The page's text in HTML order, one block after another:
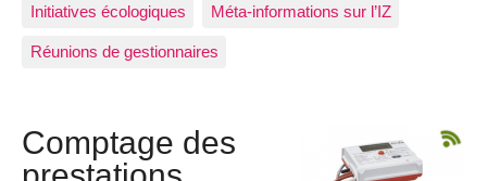
Initiatives écologiques Méta-informations sur l’IZ
Réunions de gestionnaires
Comptage des